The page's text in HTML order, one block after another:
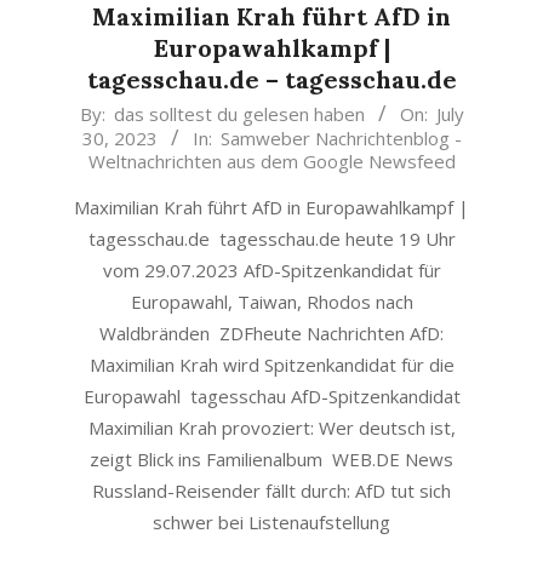
Maximilian Krah führt AfD in
Europawahlkampf |
tagesschau.de – tagesschau.de
2023-
07-
30
By: das solltest du gelesen haben On: July
30, 2023
In: Samweber Nachrichtenblog -
Weltnachrichten aus dem Google Newsfeed
Maximilian Krah führt AfD in Europawahlkampf |
tagesschau.de tagesschau.de heute 19 Uhr
vom 29.07.2023 AfD-Spitzenkandidat für
Europawahl, Taiwan, Rhodos nach
Waldbränden ZDFheute Nachrichten AfD:
Maximilian Krah wird Spitzenkandidat für die
Europawahl tagesschau AfD-Spitzenkandidat
Maximilian Krah provoziert: Wer deutsch ist,
zeigt Blick ins Familienalbum WEB.DE News
Russland-Reisender fällt durch: AfD tut sich
schwer bei Listenaufstellung